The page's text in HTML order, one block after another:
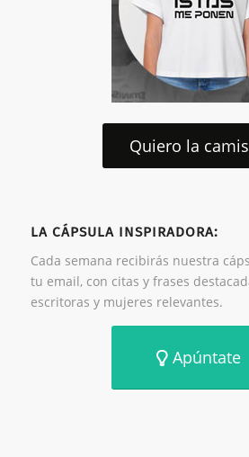
Quiero la
LA CÁPSULA INSPIRADORA:
Cada semana recibirás nuestra
tu email, con citas y frases
escritoras y mujeres relevantes.
Apúntate